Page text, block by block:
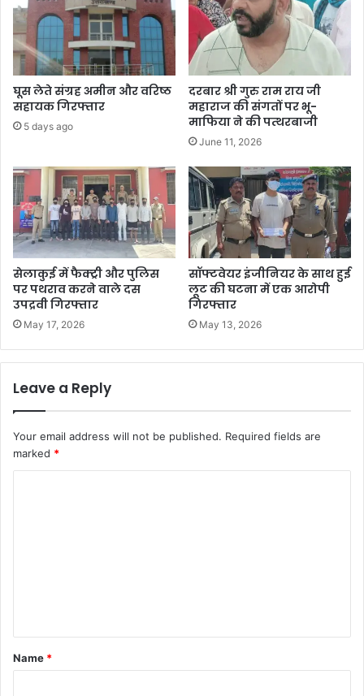
घूस लेते संग्रह अमीन और वरिष्ठ
सहायक गिरफ्तार
5 days ago
दरबार श्री गुरु राम राय जी
महाराज की संगतों पर भू-
माफिया ने की पत्थरबाजी
June 11, 2026
सेलाकुई में फैक्ट्री और पुलिस
पर पथराव करने वाले दस
उपद्रवी गिरफ्तार
May 17, 2026
सॉफ्टवेयर इंजीनियर के साथ हुई
लूट की घटना में एक आरोपी
गिरफ्तार
May 13, 2026
Leave a Reply
Your email address will not be published. Required fields are
marked *
*
Name *